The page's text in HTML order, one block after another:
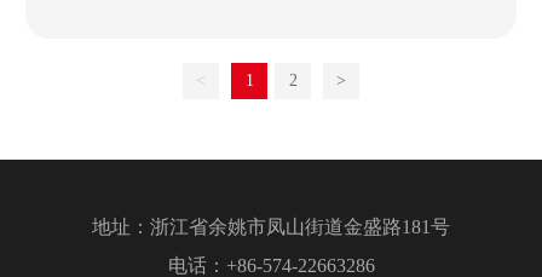
< 1 2 >
地址：浙江省余姚市凤山街道金盛路181号
电话： +86-574-22663286